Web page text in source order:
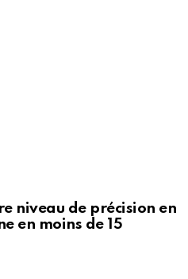
niveau de précision en
en moins de 15